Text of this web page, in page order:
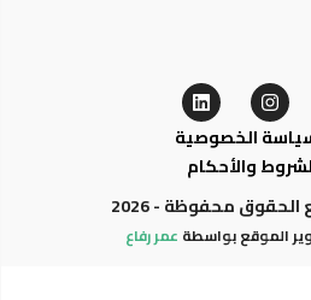
الخصوصية
والأحكام
محفوظة - 2026
الموقع بواسطة عمر رفاع